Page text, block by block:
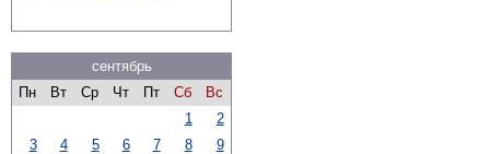
сентябрь
Пн
Вт Ср Чт Пт Сб
Вс
1
2
3
4 5 6 7 8
9